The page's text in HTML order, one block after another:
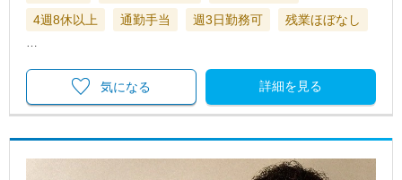
4週8休以上
通勤手当 週3日勤務可 残業ほぼなし
詳細を見る
気になる